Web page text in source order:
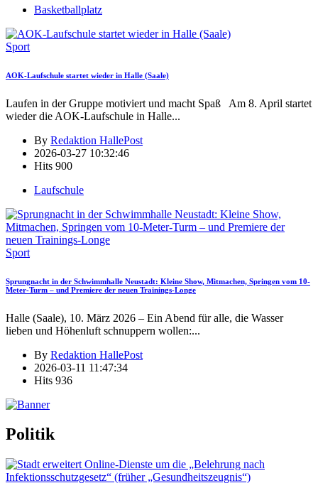
Basketballplatz
Sport
AOK-Laufschule startet wieder in Halle (Saale)
Laufen in der Gruppe motiviert und macht Spaß Am 8. April startet
wieder die AOK-Laufschule in Halle...
By Redaktion HallePost
2026-03-27 10:32:46
Hits 900
Laufschule
Sport
Sprungnacht in der Schwimmhalle Neustadt: Kleine Show, Mitmachen, Springen vom 10-
Meter-Turm – und Premiere der neuen Trainings-Longe
Halle (Saale), 10. März 2026 – Ein Abend für alle, die Wasser
lieben und Höhenluft schnuppern wollen:...
By Redaktion HallePost
2026-03-11 11:47:34
Hits 936
Politik